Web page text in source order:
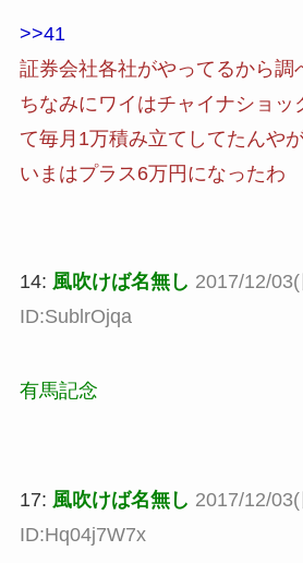
>>41
証券会社各社がやってるから調
ちなみにワイはチャイナショッ
て毎月1万積み立てしてたんや
いまはプラス6万円になったわ
14: 風吹けば名無し 2017/12/
ID:SublrOjqa
有馬記念
17: 風吹けば名無し 2017/12/
ID:Hq04j7W7x